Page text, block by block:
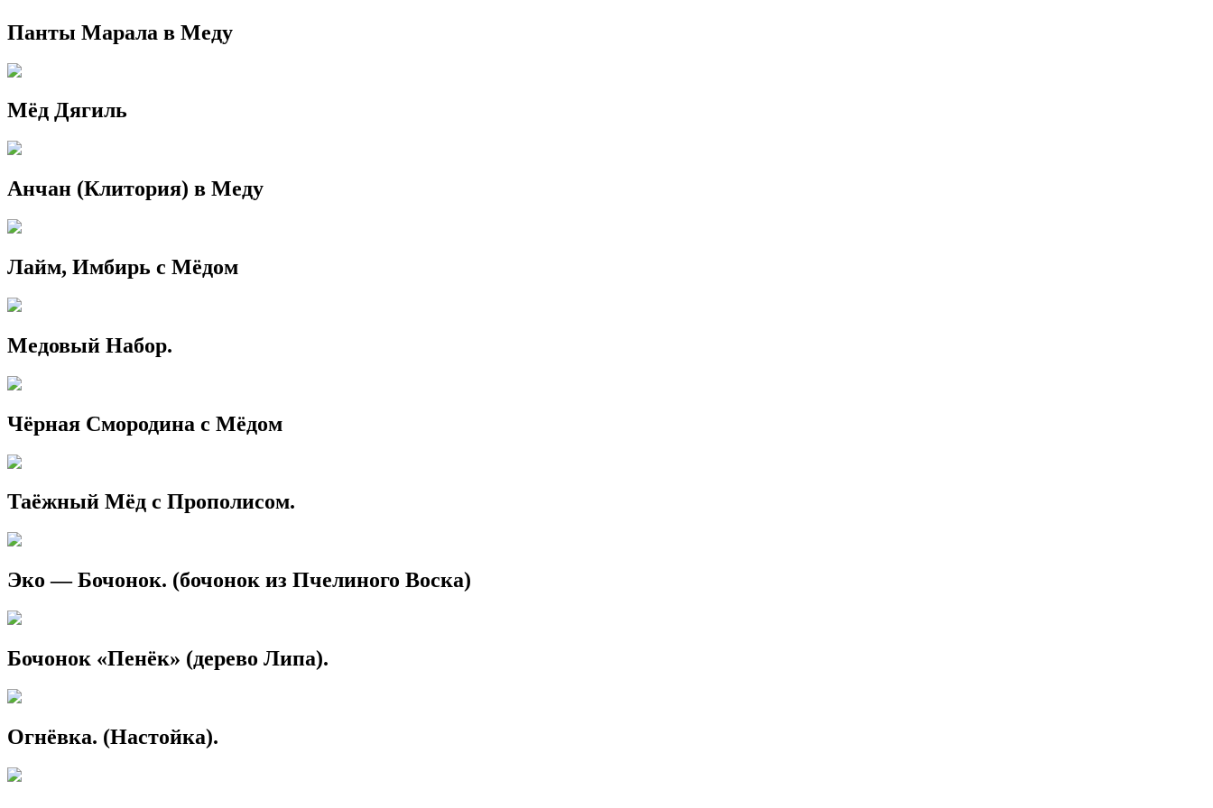
Панты Марала в Меду
Мёд Дягиль
Анчан (Клитория) в Меду
Лайм, Имбирь с Мёдом
Медовый Набор.
Чёрная Смородина с Мёдом
Таёжный Мёд с Прополисом.
Эко — Бочонок. (бочонок из Пчелиного Воска)
Бочонок «Пенёк» (дерево Липа).
Огнёвка. (Настойка).